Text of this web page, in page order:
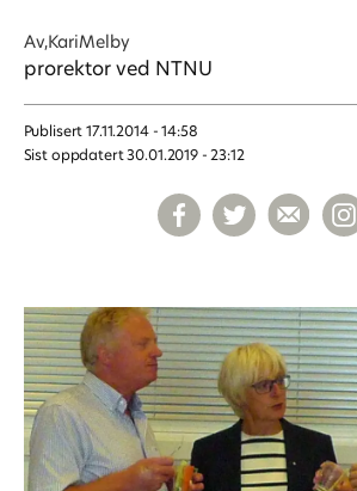
Av,KariMelby
prorektor ved NTNU
Publisert 17.11.2014 - 14:58
Sist oppdatert 30.01.2019 - 23:12